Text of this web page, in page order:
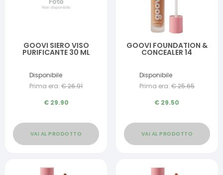
GOOVI SIERO VISO
PURIFICANTE 30 ML
Disponibile
Prima era: €26.91
€ 29.90
VAI AL PRODOTTO
GOOVI FOUNDATION &
CONCEALER 14
Disponibile
Prima era: €25.65
€ 29.50
VAI AL PRODOTTO